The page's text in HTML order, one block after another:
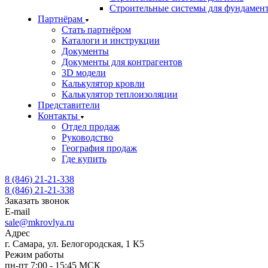
Строительные системы для
Партнёрам
Стать партнёром
Каталоги и инструкции
Документы
Документы для контрагентов
3D модели
Калькулятор кровли
Калькулятор теплоизоляции
Представители
Контакты
Отдел продаж
Руководство
География продаж
Где купить
8 (846) 21-21-338
8 (846) 21-21-338
Заказать звонок
E-mail
sale@mkrovlya.ru
Адрес
г. Самара, ул. Белогородская, 1 К5
Режим работы
пн-пт 7:00 - 15:45 МСК